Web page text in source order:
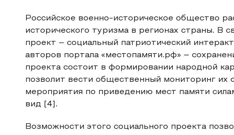
Российское военно-историческое общество
исторического туризма в регионах страны. В
проект – социальный патриотический
авторов портала «местопамяти.рф» –
проекта состоит в формировании народной
позволит вести общественный мониторинг их
мероприятия по приведению мест памяти
вид [4].
Возможности этого социального проекта